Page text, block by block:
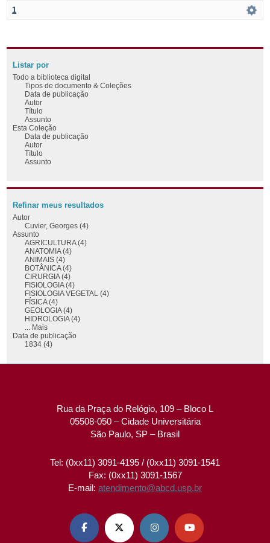
1
Listar por
Todo a biblioteca digital
Tipos de documento & Coleções
Data de publicação
Autor
Título
Assunto
Esta Coleção
Data de publicação
Autor
Título
Assunto
Refinar meus resultados
Autor
Cuvier, Georges (4)
Assunto
AGRICULTURA (4)
ANATOMIA (4)
ANIMAIS (4)
BOTÂNICA (4)
CIRURGIA (4)
FISIOLOGIA (4)
FISIOLOGIA VEGETAL (4)
FÍSICA (4)
GEOLOGIA (4)
HIDROLOGIA (4)
... Mais
Data de publicação
1834 (4)
Rua da Praça do Relógio, 109 – Bloco L
05508-050 – Cidade Universitária
São Paulo, SP – Brasil
Tel: (0xx11) 3091-4195 / (0xx11) 3091-1541
Fax: (0xx11) 3091-1567
E-mail: atendimento@abcd.usp.br
   